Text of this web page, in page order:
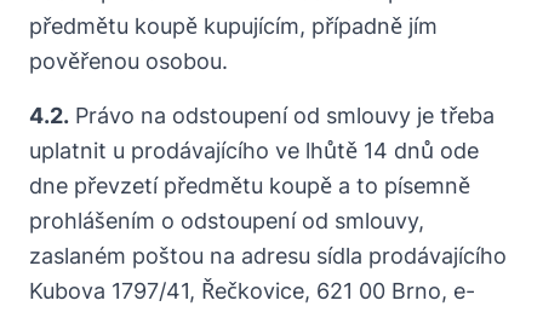
předmětu koupě kupujícím, případně jím
pověřenou osobou.
4.2. Právo na odstoupení od smlouvy je třeba
uplatnit u prodávajícího ve lhůtě 14 dnů ode
dne převzetí předmětu koupě a to písemně
prohlášením o odstoupení od smlouvy,
zaslaném poštou na adresu sídla prodávajícího
Kubova 1797/41, Řečkovice, 621 00 Brno, e-